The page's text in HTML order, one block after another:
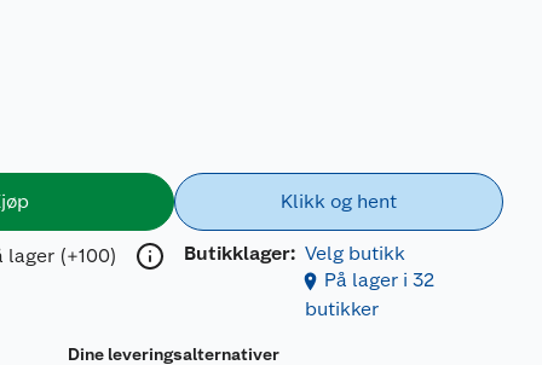
lager (+100)
Klikk og hent
Butikklager: Velg butikk
På lager i 32
butikker
Dine leveringsalternativer